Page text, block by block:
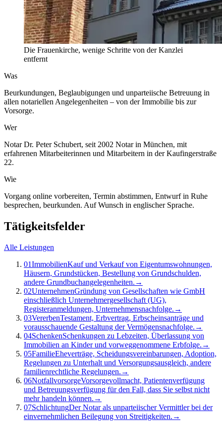
Die Frauenkirche, wenige Schritte von der Kanzlei
entfernt
Was
Beurkundungen, Beglaubigungen und unparteiische Betreuung in
allen notariellen Angelegenheiten – von der Immobilie bis zur
Vorsorge.
Wer
Notar Dr. Peter Schubert, seit 2002 Notar in München, mit
erfahrenen Mitarbeiterinnen und Mitarbeitern in der Kaufingerstraße
22.
Wie
Vorgang online vorbereiten, Termin abstimmen, Entwurf in Ruhe
besprechen, beurkunden. Auf Wunsch in englischer Sprache.
Tätigkeitsfelder
Alle Leistungen
01ImmobilienKauf und Verkauf von Eigentumswohnungen,
Häusern, Grundstücken, Bestellung von Grundschulden,
andere Grundbuchangelegenheiten. →
02UnternehmenGründung von Gesellschaften wie GmbH
einschließlich Unternehmergesellschaft (UG),
Registeranmeldungen, Unternehmensnachfolge. →
03VererbenTestament, Erbvertrag, Erbscheinsanträge und
vorausschauende Gestaltung der Vermögensnachfolge. →
04SchenkenSchenkungen zu Lebzeiten, Überlassung von
Immobilien an Kinder und vorweggenommene Erbfolge. →
05FamilieEheverträge, Scheidungsvereinbarungen, Adoption,
Regelungen zu Unterhalt und Versorgungsausgleich, andere
familienrechtliche Regelungen. →
06NotfallvorsorgeVorsorgevollmacht, Patientenverfügung
und Betreuungsverfügung für den Fall, dass Sie selbst nicht
mehr handeln können. →
07SchlichtungDer Notar als unparteiischer Vermittler bei der
einvernehmlichen Beilegung von Streitigkeiten. →